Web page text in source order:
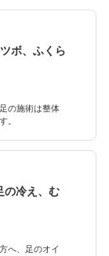
ボ、ふくら
の施術は整体
。
冷え、む
へ、足のオイ